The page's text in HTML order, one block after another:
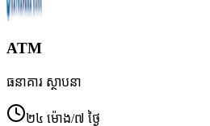
ATM
ធនាគារ ស្ថាបនា
២៤ ម៉ោង/៧ ថ្ងៃ